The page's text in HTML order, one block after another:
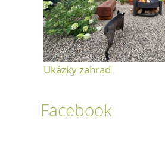
Ukázky zahrad
Facebook